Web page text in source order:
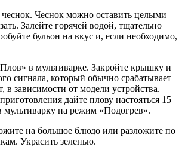
Чеснок можно оставить целыми
Залейте горячей водой, тщательно
бульон на вкус и, если необходимо,
в мультиварке. Закройте крышку и
сигнала, который обычно срабатывает
в зависимости от модели устройства.
дайте плову настояться 15
на режим «Подогрев».
на большое блюдо или разложите по
Украсить зеленью.